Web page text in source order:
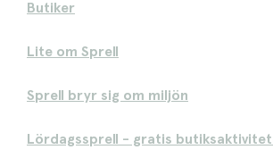
Butiker
Lite om Sprell
Sprell bryr sig om miljön
Lördagssprell - gratis